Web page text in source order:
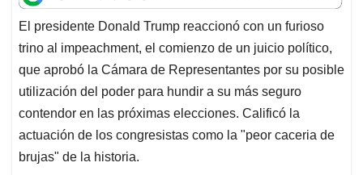
t
s
A
p
p
e
b
o
o
k
k
e
d
I
n
i
l
e
a
d
s
El presidente Donald Trump reaccionó con un furioso
trino al impeachment, el comienzo de un juicio político,
que aprobó la Cámara de Representantes por su posible
utilización del poder para hundir a su más seguro
contendor en las próximas elecciones. Calificó la
actuación de los congresistas como la "peor caceria de
brujas" de la historia.